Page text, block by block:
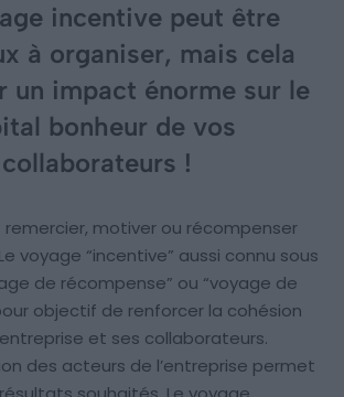
incentive peut être
à organiser, mais cela
un impact énorme sur le
bonheur de vos
collaborateurs !
remercier, motiver ou récompenser
voyage “incentive” aussi connu sous
de récompense” ou “voyage de
objectif de renforcer la cohésion
et ses collaborateurs.
des acteurs de l’entreprise permet